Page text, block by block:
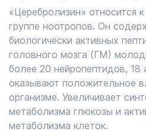
«Церебролизин» относится
группе ноотропов. Он
биологически активных
головного мозга (ГМ)
более 20 нейропептидов, 18
оказывают положительное
организме. Увеличивает
метаболизма глюкозы и
метаболизма клеток.